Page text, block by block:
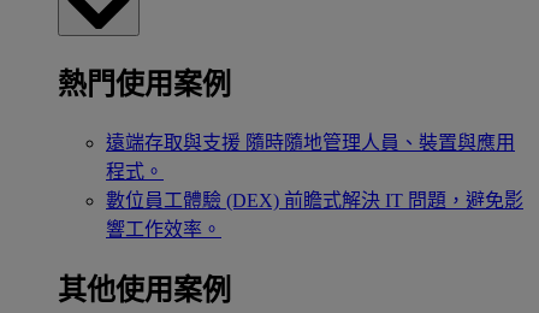
熱門使用案例
遠端存取與支援 隨時隨地管理人員、裝置與應用
程式。
數位員工體驗 (DEX) 前瞻式解決 IT 問題，避免影
響工作效率。
其他使用案例